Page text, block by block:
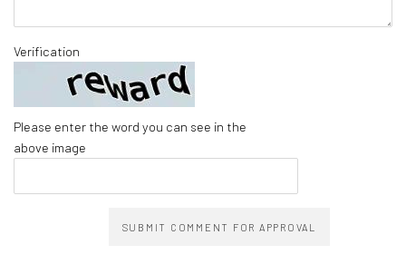
Verification
Please enter the word you can see in the
above image
SUBMIT COMMENT FOR APPROVAL